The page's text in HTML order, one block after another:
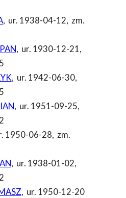
, ur. 1938-04-12, zm.
, ur. 1930-12-21,
, ur. 1942-06-30,
, ur. 1951-09-25,
1950-06-28, zm.
, ur. 1938-01-02,
, ur. 1950-12-20